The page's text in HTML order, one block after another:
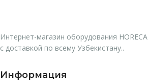
Интернет-магазин оборудования HORECA
с доставкой по всему Узбекистану..
Информация